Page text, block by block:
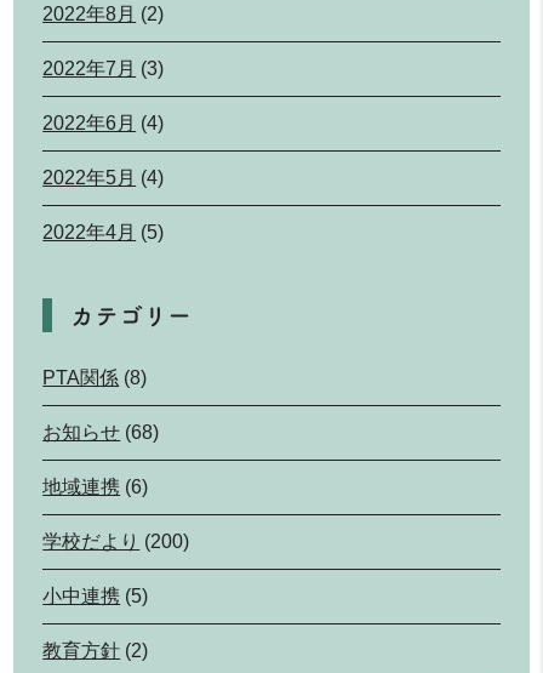
2022年8月 (2)
2022年7月 (3)
2022年6月 (4)
2022年5月 (4)
2022年4月 (5)
カテゴリー
PTA関係 (8)
お知らせ (68)
地域連携 (6)
学校だより (200)
小中連携 (5)
教育方針 (2)